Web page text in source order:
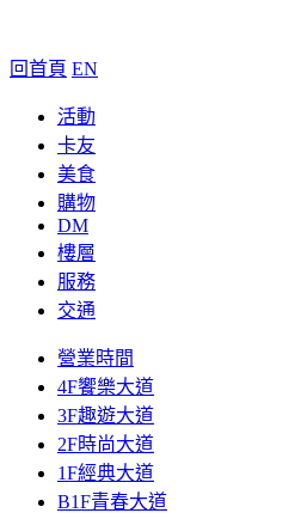
回首頁 EN
活動
卡友
美食
購物
DM
樓層
服務
交通
營業時間
4F饗樂大道
3F趣遊大道
2F時尚大道
1F經典大道
B1F青春大道